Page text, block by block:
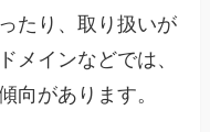
たり、取り扱いが
メインなどでは、
向があります。